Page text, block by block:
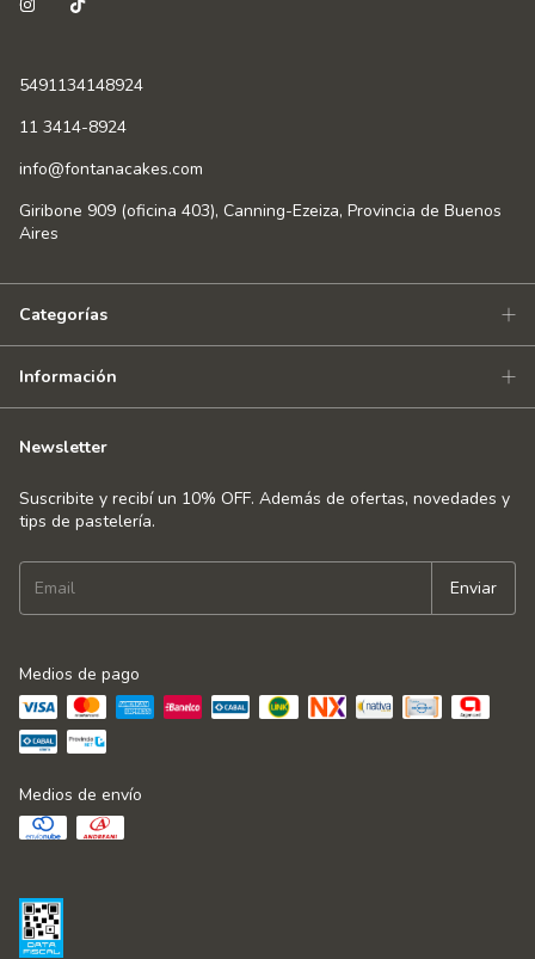
5491134148924
11 3414-8924
info@fontanacakes.com
Giribone 909 (oficina 403), Canning-Ezeiza, Provincia de Buenos
Aires
Categorías
Información
Newsletter
Suscribite y recibí un 10% OFF. Además de ofertas, novedades y
tips de pastelería.
Medios de pago
Medios de envío